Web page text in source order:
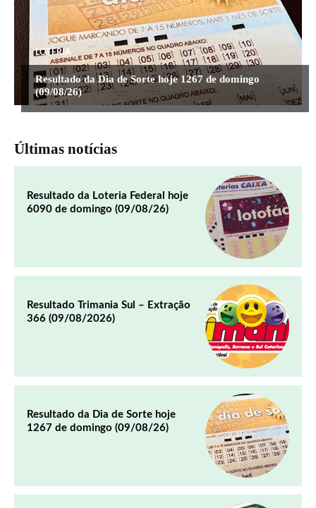
LOTERIA
Resultado da Dia de Sorte hoje 1267 de domingo
(09/08/26)
Últimas notícias
Resultado da Loteria Federal hoje
6090 de domingo (09/08/26)
Resultado Trimania Sul – Extração
366 (09/08/2026)
Resultado da Dia de Sorte hoje
1267 de domingo (09/08/26)